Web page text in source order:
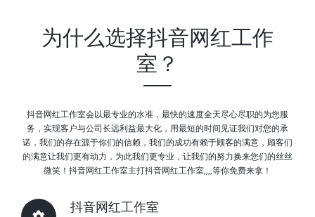
为什么选择抖音网红工作
室？
抖音网红工作室会以最专业的水准，最快的速度全天尽心尽职的为您服
务，实现客户与公司长远利益最大化，用最短的时间见证我们对您的承
诺，我们的存在源于你们的信赖，我们的成功有赖于顾客的满意，顾客们
的满意让我们更有动力，为此我们更专业，让我们的努力换来您们的丝丝
微笑！抖音网红工作室主打抖音网红工作室,,,,等你免费来拿！
抖音网红工作室